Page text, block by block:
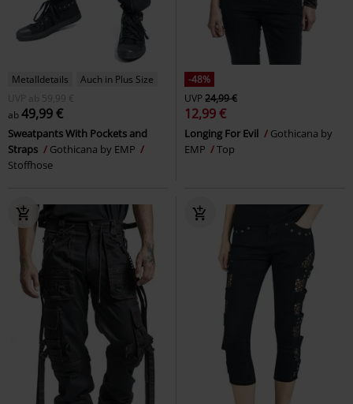
Metalldetails
Auch in Plus Size
UVP
ab
59,99 €
ab49,99 €
Sweatpants With Pockets and
Straps
Gothicana by EMP
Stoffhose
-48%
UVP24,99 €
12,99 €
Longing For Evil
Gothicana by
EMP
Top